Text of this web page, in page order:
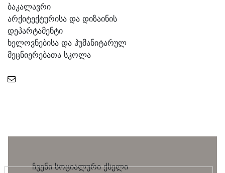
ბაკალავრი
არქიტექტურისა და დიზაინის
დეპარტამენტი
ხელოვნებისა და ჰუმანიტარულ
მეცნიერებათა სკოლა
ჩვენი სოციალური ქსელი